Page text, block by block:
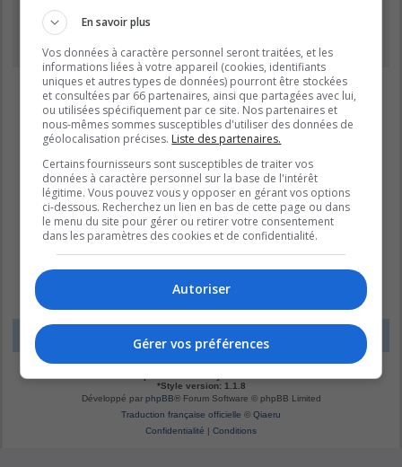
Vous ne pouvez pas effectuer de recherche pour le moment car le
LE DOMAINE BLEU UTC-04:00
*Original byChristian 2.0
*Style version: 1.1.8
Développé par phpBB® Forum Software © phpBB Limited
Traduction française officielle © Qiaeru
Confidentialité | Conditions
En savoir plus
Vos données à caractère personnel seront traitées, et les
informations liées à votre appareil (cookies, identifiants
uniques et autres types de données) pourront être stockées
et consultées par 66 partenaires, ainsi que partagées avec lui,
ou utilisées spécifiquement par ce site. Nos partenaires et
nous-mêmes sommes susceptibles d'utiliser des données de
géolocalisation précises. Liste des partenaires.
Certains fournisseurs sont susceptibles de traiter vos
données à caractère personnel sur la base de l'intérêt
légitime. Vous pouvez vous y opposer en gérant vos options
ci-dessous. Recherchez un lien en bas de cette page ou dans
le menu du site pour gérer ou retirer votre consentement
dans les paramètres des cookies et de confidentialité.
Autoriser
Gérer vos préférences